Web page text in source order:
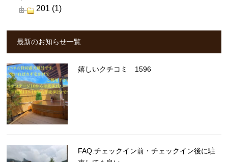
201 (1)
最新のお知らせ一覧
嬉しいクチコミ 1596
FAQ:チェックイン前・チェックイン後に駐